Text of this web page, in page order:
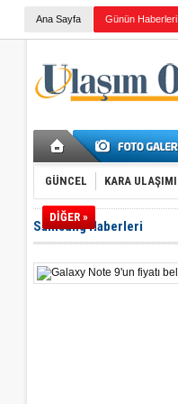
Ana Sayfa Günün Haberleri
GÜNCEL KARA ULAŞIMI
DİĞER »
Samsung Haberleri